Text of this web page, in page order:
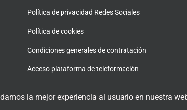
Política de privacidad Redes Sociales
Política de cookies
Condiciones generales de contratación
Acceso plataforma de teleformación
la mejor experiencia al usuario en nuestra